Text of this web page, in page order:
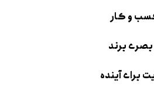
و کار
برند
برای آینده